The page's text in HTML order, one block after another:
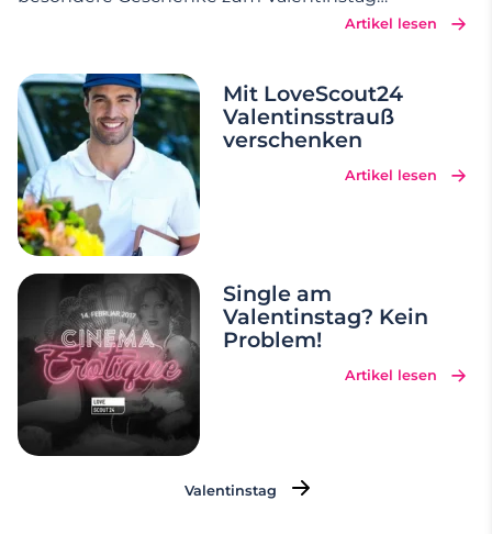
überlegen, um Ihre Partnerin glücklich zu machen.
Geschenksuche ein bisschen unter die Arme
greifen: Nicht nur mit
Artikel lesen
Mit LoveScout24
Valentinsstrauß
verschenken
Artikel lesen
Single am
Valentinstag? Kein
Problem!
Artikel lesen
Valentinstag